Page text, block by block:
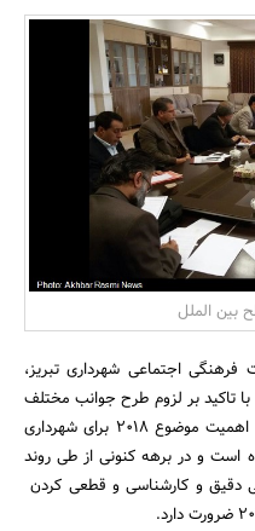
بانک، بیمه و سرمایه
مسکن و ساختمان
بین الملل
اجتماعی شهرداری تبریز،
تاکید بر لزوم طرح جوانب مختلف
اهمیت موضوع تبریز 2018، اظهار داشت: اهمیت موضوع 2018 برای شهرداری
و در برهه کنونی از طی روند
المللی تبریز 2018، بررسی دقیق و کارشناسی و قطعی کردن